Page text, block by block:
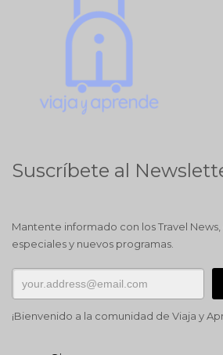
Suscríbete al
Mantente informado con los Travel
especiales y nuevos programas.
¡Bienvenido a la comunidad de Viaja y